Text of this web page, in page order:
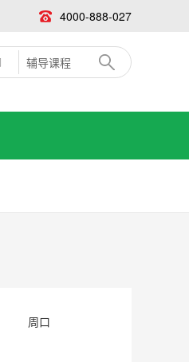
4000-888-027
辅导课程
周口